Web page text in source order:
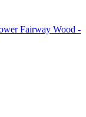
Fairway Wood -